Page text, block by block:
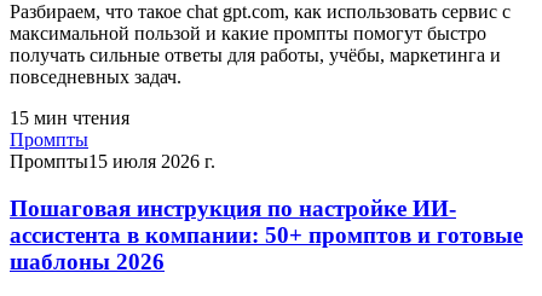
Разбираем, что такое chat gpt.com, как использовать сервис с
максимальной пользой и какие промпты помогут быстро
получать сильные ответы для работы, учёбы, маркетинга и
повседневных задач.
15 мин чтения
Промпты
Промпты15 июля 2026 г.
Пошаговая инструкция по настройке ИИ-
ассистента в компании: 50+ промптов и готовые
шаблоны 2026